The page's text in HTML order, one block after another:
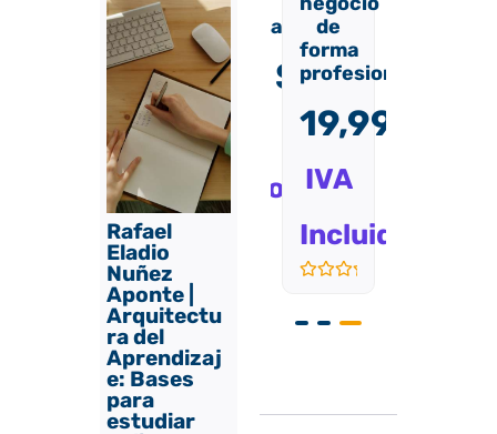
Rafael
Eladio
Nuñez
Aponte |
Arquitectu
ra del
Aprendizaj
e: Bases
para
estudiar
digital
19,99$
Incluido
Profesional
19,99 $
IVA
Incluido
de
5
de
forma
profesional.
19,99
IVA
Incluido
0